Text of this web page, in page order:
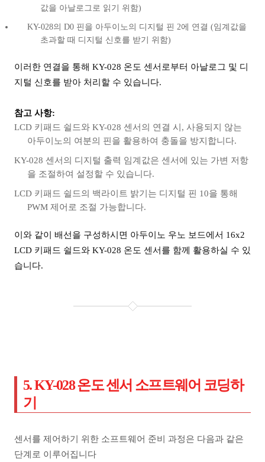
값을 아날로그로 읽기 위함)
KY-028의 D0 핀을 아두이노의 디지털 핀 2에 연결 (임계값을
초과할 때 디지털 신호를 받기 위함)
이러한 연결을 통해 KY-028 온도 센서로부터 아날로그 및 디
지털 신호를 받아 처리할 수 있습니다.
참고 사항:
LCD 키패드 쉴드와 KY-028 센서의 연결 시, 사용되지 않는
아두이노의 여분의 핀을 활용하여 충돌을 방지합니다.
KY-028 센서의 디지털 출력 임계값은 센서에 있는 가변 저항
을 조절하여 설정할 수 있습니다.
LCD 키패드 쉴드의 백라이트 밝기는 디지털 핀 10을 통해
PWM 제어로 조절 가능합니다.
이와 같이 배선을 구성하시면 아두이노 우노 보드에서 16x2
LCD 키패드 쉴드와 KY-028 온도 센서를 함께 활용하실 수 있
습니다.
5. KY-028 온도 센서 소프트웨어 코딩하
기
센서를 제어하기 위한 소프트웨어 준비 과정은 다음과 같은
단계로 이루어집니다